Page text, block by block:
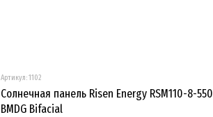
Артикул: 1102
Солнечная панель Risen Energy RSM110-8-550
BMDG Bifacial